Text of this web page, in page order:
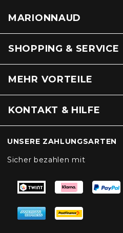
MARIONNAUD
SHOPPING & SERVICE
MEHR VORTEILE
KONTAKT & HILFE
UNSERE ZAHLUNGSARTEN
Sicher bezahlen mit